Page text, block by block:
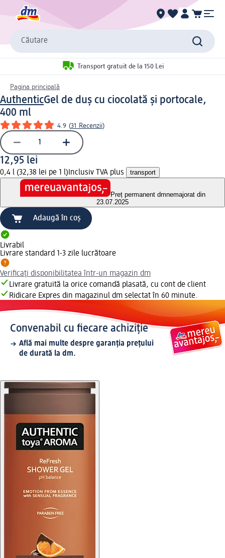
Căutare
Transport gratuit de la 150 Lei
Pagina principală
AuthenticGel de duș cu ciocolată și portocale,
400 ml
4.9 (31 Recenzii)
12,95 lei
0,4 l (32,38 lei pe 1 l) Inclusiv TVA plus transport
Preț permanent dmnemajorat din
23.07.2025
Adaugă în coș
Livrabil
Livrare standard 1-3 zile lucrătoare
Verificați disponibilitatea într-un magazin dm
Livrare gratuită la orice comandă plasată, cu cont de client
Ridicare Expres din magazinul dm selectat în 60 minute.
Convenabil cu fiecare achiziție
Află mai multe despre garanția prețului
de durată la dm.